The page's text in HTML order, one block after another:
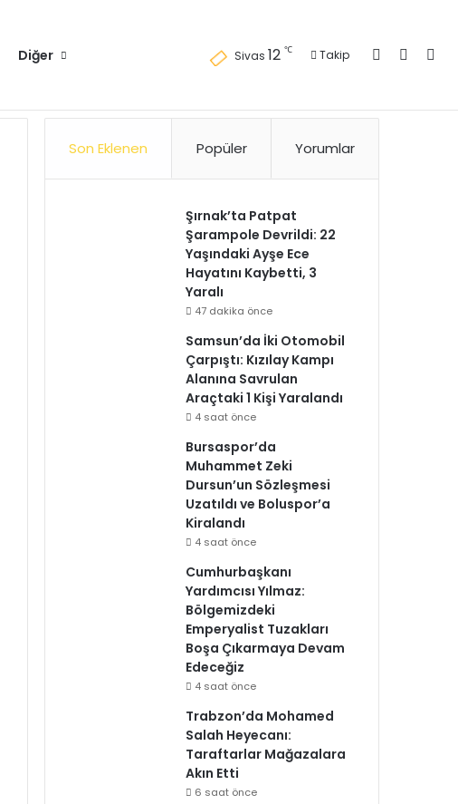
Diğer Sivas 12 ℃ Takip Kayıt Ol
Kullanım Politikası
Son Eklenen Popüler Yorumlar
Şırnak’ta Patpat
Şarampole Devrildi: 22
Yaşındaki Ayşe Ece
Hayatını Kaybetti, 3
Yaralı
47 dakika önce
Samsun’da İki Otomobil
Çarpıştı: Kızılay Kampı
Alanına Savrulan
Araçtaki 1 Kişi Yaralandı
4 saat önce
Bursaspor’da
Muhammet Zeki
Dursun’un Sözleşmesi
Uzatıldı ve Boluspor’a
Kiralandı
4 saat önce
Cumhurbaşkanı
Yardımcısı Yılmaz:
Bölgemizdeki
Emperyalist Tuzakları
Boşa Çıkarmaya Devam
Edeceğiz
4 saat önce
Trabzon’da Mohamed
Salah Heyecanı:
Taraftarlar Mağazalara
Akın Etti
6 saat önce